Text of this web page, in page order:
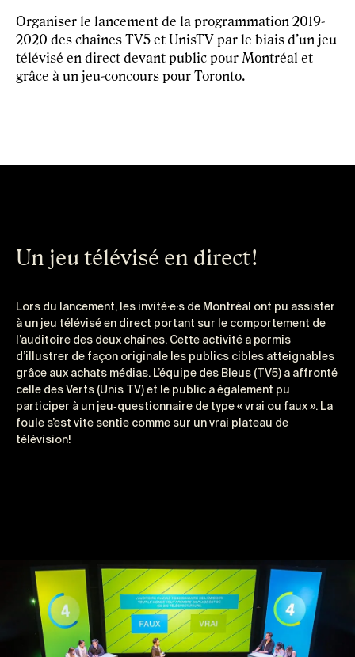
Organiser le lancement de la programmation 2019-
2020 des chaînes TV5 et UnisTV par le biais d’un jeu
télévisé en direct devant public pour Montréal et
grâce à un jeu-concours pour Toronto.
Un jeu télévisé en direct!
Lors du lancement, les invité·e·s de Montréal ont pu assister
à un jeu télévisé en direct portant sur le comportement de
l’auditoire des deux chaînes. Cette activité a permis
d’illustrer de façon originale les publics cibles atteignables
grâce aux achats médias. L’équipe des Bleus (TV5) a affronté
celle des Verts (Unis TV) et le public a également pu
participer à un jeu‑questionnaire de type « vrai ou faux ». La
foule s’est vite sentie comme sur un vrai plateau de
télévision!